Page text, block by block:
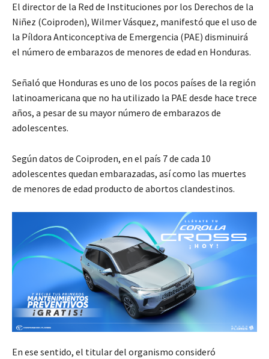
El director de la Red de Instituciones por los Derechos de la
Niñez (Coiproden), Wilmer Vásquez, manifestó que el uso de
la Píldora Anticonceptiva de Emergencia (PAE) disminuirá
el número de embarazos de menores de edad en Honduras.
Señaló que Honduras es uno de los pocos países de la región
latinoamericana que no ha utilizado la PAE desde hace trece
años, a pesar de su mayor número de embarazos de
adolescentes.
Según datos de Coiproden, en el país 7 de cada 10
adolescentes quedan embarazadas, así como las muertes
de menores de edad producto de abortos clandestinos.
En ese sentido, el titular del organismo consideró